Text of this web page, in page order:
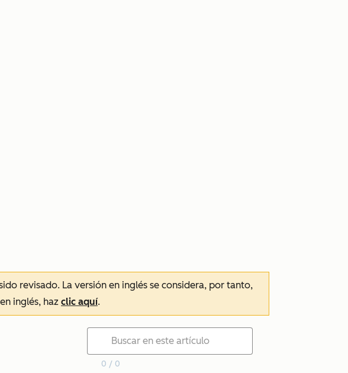
revisado. La versión en inglés se considera, por tanto,
inglés, haz clic aquí.
0 / 0